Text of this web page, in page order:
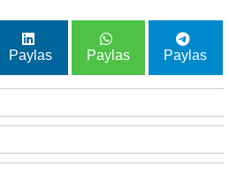
Paylas Paylas Paylas